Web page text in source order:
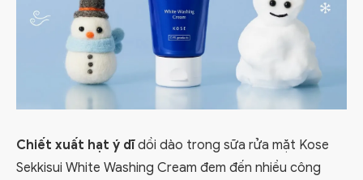
Chiết xuất hạt ý dĩdồi dào trong sữa rửa mặt Kose
Sekkisui White Washing Cream đem đến nhiều công